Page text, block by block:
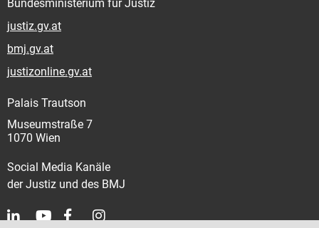
Bundesministerium für Justiz
justiz.gv.at
bmj.gv.at
justizonline.gv.at
Palais Trautson
Museumstraße 7
1070 Wien
Social Media Kanäle
der Justiz und des BMJ